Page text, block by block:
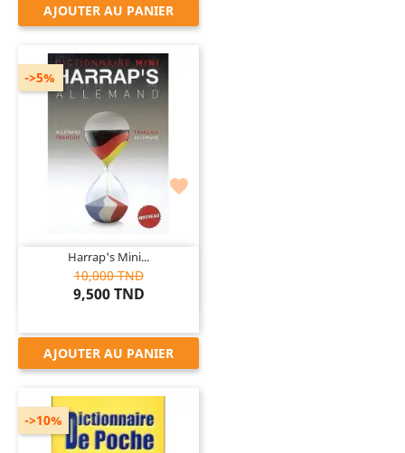
AJOUTER AU PANIER

Harrap's Mini...
10,000 TND
9,500 TND
->5%
AJOUTER AU PANIER
->10%